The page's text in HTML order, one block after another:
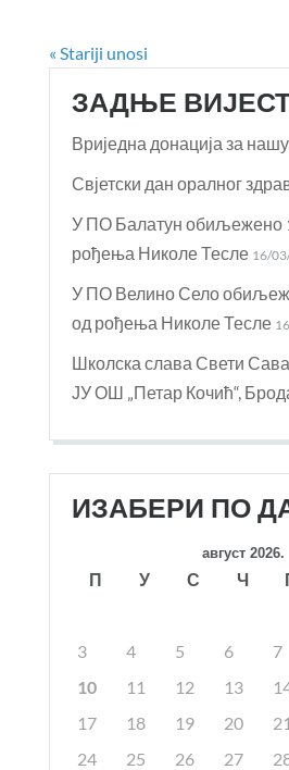
« Stariji unosi
ЗАДЊЕ
Вриједна донација за
Свјетски дан оралног
У ПО Балатун обиљежено
рођења Николе Тесле 16/
У ПО Велино Село
од рођења Николе Тесле
Школска слава Свети
ЈУ ОШ „Петар Кочић“,
ИЗАБЕРИ ПО
август 2026.
П У С Ч
3
4 5 6 7
10
11 12 13
17
18 19 20 21
24
25 26 27